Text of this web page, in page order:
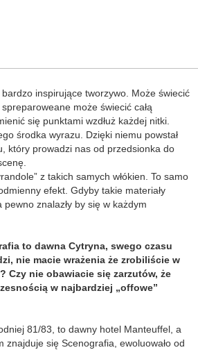
bardzo inspirujące tworzywo. Może świecić
może świecić całą
się punktami wzdłuż każdej nitki.
środka wyrazu. Dzięki niemu powstał
który prowadzi nas od przedsionka do
z takich samych włókien. To samo
efekt. Gdyby takie materiały
pewno znalazły by się w każdym
to dawna Cytryna, swego czasu
nie macie wrażenia że zrobiliście w
Czy nie obawiacie się zarzutów, że
w najbardziej „offowe”
81/83, to dawny hotel Manteuffel, a
znajduje się Scenografia, ewoluowało od